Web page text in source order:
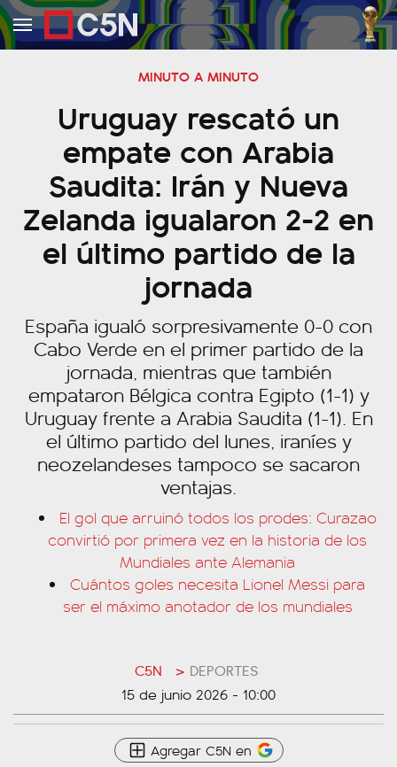
MINUTO A MINUTO
Uruguay rescató un
empate con Arabia
Saudita: Irán y Nueva
Zelanda igualaron 2-2 en
el último partido de la
jornada
España igualó sorpresivamente 0-0 con
Cabo Verde en el primer partido de la
jornada, mientras que también
empataron Bélgica contra Egipto (1-1) y
Uruguay frente a Arabia Saudita (1-1). En
el último partido del lunes, iraníes y
neozelandeses tampoco se sacaron
ventajas.
El gol que arruinó todos los prodes: Curazao
convirtió por primera vez en la historia de los
Mundiales ante Alemania
Cuántos goles necesita Lionel Messi para
ser el máximo anotador de los mundiales
C5N > DEPORTES
15 de junio 2026 - 10:00
Agregar C5N en